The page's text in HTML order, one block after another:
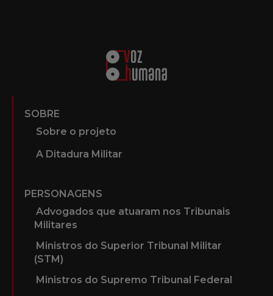
SOBRE
Sobre o projeto
A Ditadura Militar
PERSONAGENS
Advogados que atuaram nos Tribunais
Militares
Ministros do Superior Tribunal Militar
(STM)
Ministros do Supremo Tribunal Federal